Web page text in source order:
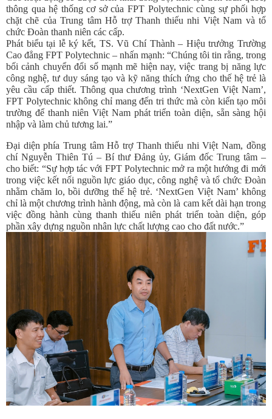
thông qua hệ thống cơ sở của FPT Polytechnic cùng sự phối hợp
chặt chẽ của Trung tâm Hỗ trợ Thanh thiếu nhi Việt Nam và tổ
chức Đoàn thanh niên các cấp.
Phát biểu tại lễ ký kết, TS. Vũ Chí Thành – Hiệu trưởng Trường
Cao đẳng FPT Polytechnic – nhấn mạnh: “Chúng tôi tin rằng, trong
bối cảnh chuyển đổi số mạnh mẽ hiện nay, việc trang bị năng lực
công nghệ, tư duy sáng tạo và kỹ năng thích ứng cho thế hệ trẻ là
yêu cầu cấp thiết. Thông qua chương trình ‘NextGen Việt Nam’,
FPT Polytechnic không chỉ mang đến tri thức mà còn kiến tạo môi
trường để thanh niên Việt Nam phát triển toàn diện, sẵn sàng hội
nhập và làm chủ tương lai.”
Đại diện phía Trung tâm Hỗ trợ Thanh thiếu nhi Việt Nam, đồng
chí Nguyễn Thiên Tú – Bí thư Đảng ủy, Giám đốc Trung tâm –
cho biết: “Sự hợp tác với FPT Polytechnic mở ra một hướng đi mới
trong việc kết nối nguồn lực giáo dục, công nghệ và tổ chức Đoàn
nhằm chăm lo, bồi dưỡng thế hệ trẻ. ‘NextGen Việt Nam’ không
chỉ là một chương trình hành động, mà còn là cam kết dài hạn trong
việc đồng hành cùng thanh thiếu niên phát triển toàn diện, góp
phần xây dựng nguồn nhân lực chất lượng cao cho đất nước.”